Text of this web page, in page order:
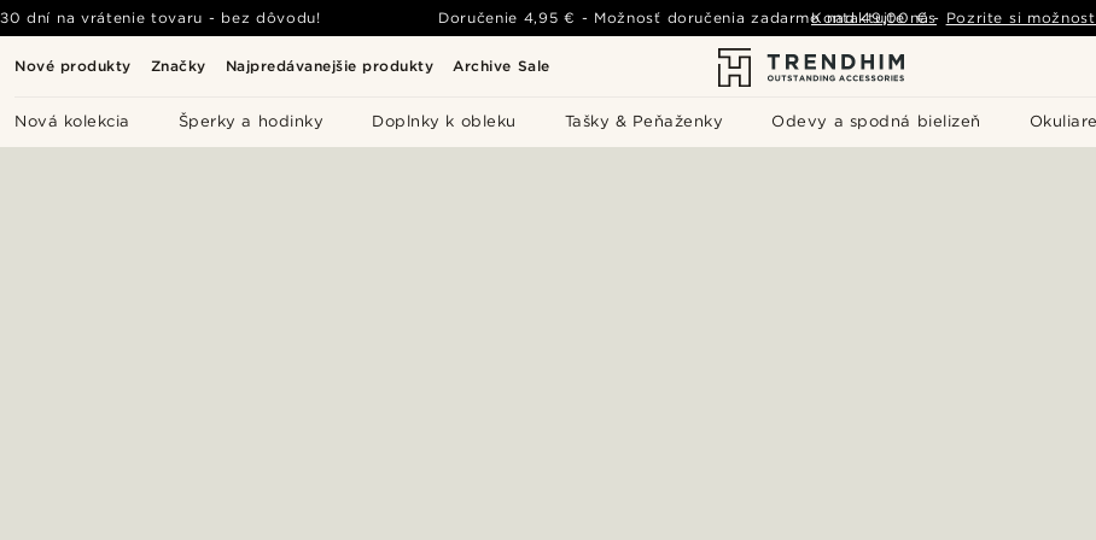
Nové produkty Značky Najpredávanejšie produkty Archive Sale
Nová kolekcia Šperky a hodinky Doplnky k obleku Tašky & Peňaženky Odevy a spodná bielizeň Okuliare
30 dní na vrátenie tovaru - bez dôvodu! Doručenie 4,95 € - Možnosť doručenia zadarmo nad 49,00 € - Pozrite si
Kontaktujte nás